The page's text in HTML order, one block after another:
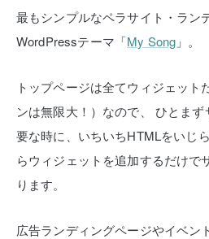
最もシンプルなペラサイト・ラン
WordPressテーマ「My Song 」。
トップページは全てウィジェット
ンは無限大！）なので、
ひとまず
要な時に、いちいちHTMLをいじら
らウィジェットを追加するだけで
ります。
広告ランディングページやイベン